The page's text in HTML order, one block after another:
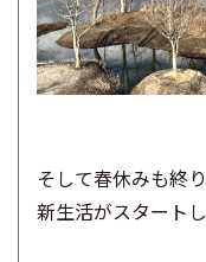
そして春休みも終り
新生活がスタート